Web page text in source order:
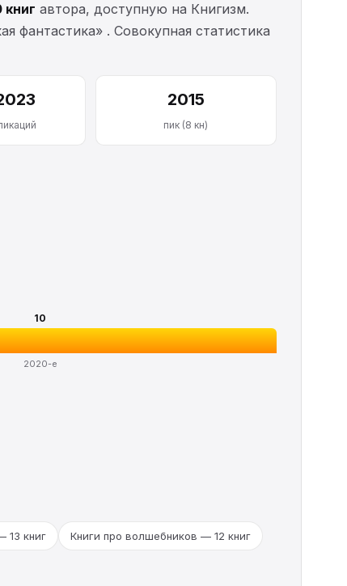
книг автора, доступную на Книгизм.
фантастика» . Совокупная статистика
2015
пик (8 кн)
10
2020-е
13 книг Книги про волшебников — 12 книг